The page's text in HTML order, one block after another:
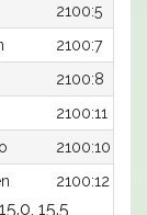
2100:5
2100:7
2100:8
2100:11
2100:10
2100:12
15.5